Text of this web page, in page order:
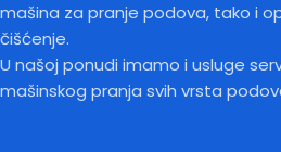
mašina za pranje podova, tako i
čišćenje.
U našoj ponudi imamo i usluge
mašinskog pranja svih vrsta